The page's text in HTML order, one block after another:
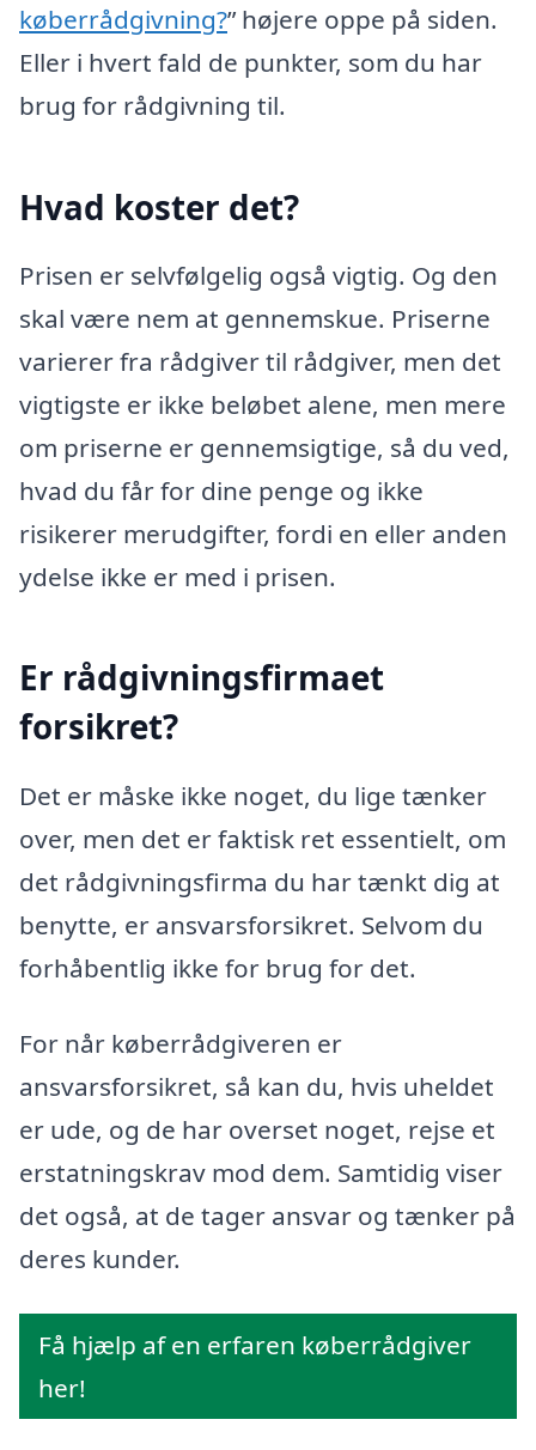
køberrådgivning?” højere oppe på siden.
Eller i hvert fald de punkter, som du har
brug for rådgivning til.
Hvad koster det?
Prisen er selvfølgelig også vigtig. Og den
skal være nem at gennemskue. Priserne
varierer fra rådgiver til rådgiver, men det
vigtigste er ikke beløbet alene, men mere
om priserne er gennemsigtige, så du ved,
hvad du får for dine penge og ikke
risikerer merudgifter, fordi en eller anden
ydelse ikke er med i prisen.
Er rådgivningsfirmaet
forsikret?
Det er måske ikke noget, du lige tænker
over, men det er faktisk ret essentielt, om
det rådgivningsfirma du har tænkt dig at
benytte, er ansvarsforsikret. Selvom du
forhåbentlig ikke for brug for det.
For når køberrådgiveren er
ansvarsforsikret, så kan du, hvis uheldet
er ude, og de har overset noget, rejse et
erstatningskrav mod dem. Samtidig viser
det også, at de tager ansvar og tænker på
deres kunder.
Få hjælp af en erfaren køberrådgiver
her!